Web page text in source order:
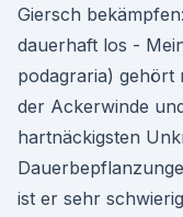
Giersch
dauerhaft los -
podagraria) gehört
der Ackerwinde
hartnäckigsten
ist er sehr